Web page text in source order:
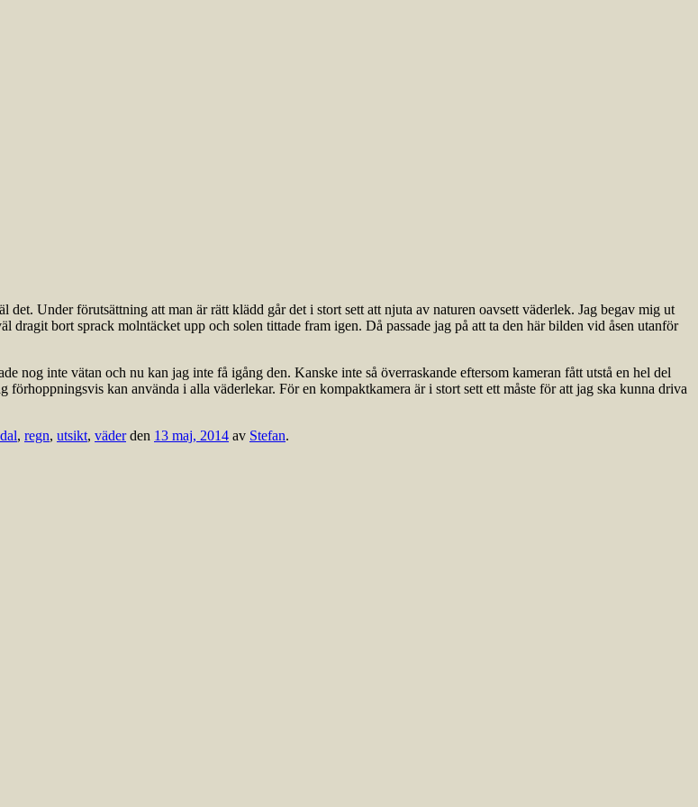
Under förutsättning att man är rätt klädd går det i stort sett att njuta av naturen oavsett väderlek. Jag begav mig ut
bort sprack molntäcket upp och solen tittade fram igen. Då passade jag på att ta den här bilden vid åsen utanför
nog inte vätan och nu kan jag inte få igång den. Kanske inte så överraskande eftersom kameran fått utstå en hel del
förhoppningsvis kan använda i alla väderlekar. För en kompaktkamera är i stort sett ett måste för att jag ska kunna driva
, regn, utsikt, väderden 13 maj, 2014 av Stefan.